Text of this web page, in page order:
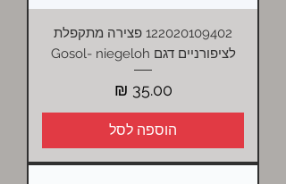
122020109402 פצירה מתקפלת
לציפורניים דגם Gosol- niegeloh
מחיר
הוספה לסל